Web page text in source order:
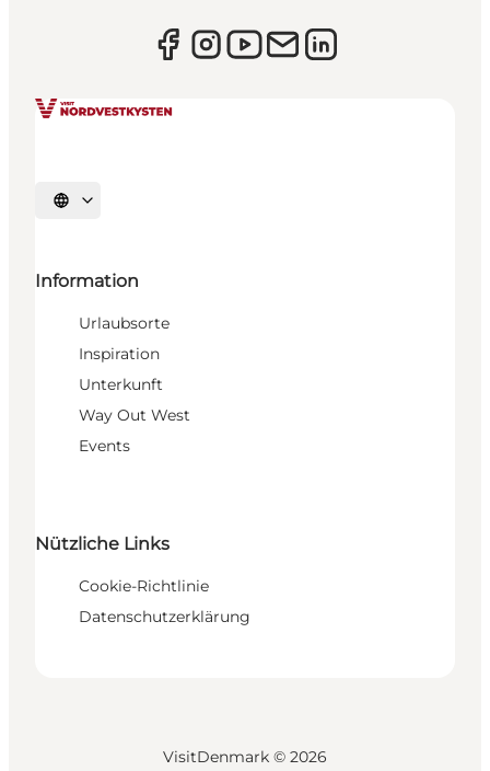
Sprache auswählen
Information
Urlaubsorte
Inspiration
Unterkunft
Way Out West
Events
Nützliche Links
Cookie-Richtlinie
Datenschutzerklärung
VisitDenmark © 2026